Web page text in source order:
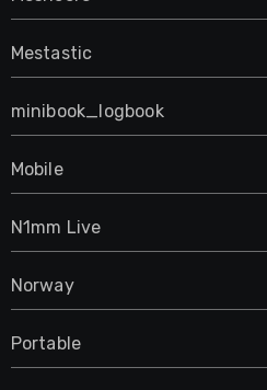
Mestastic
minibook_logbook
Mobile
N1mm Live
Norway
Portable